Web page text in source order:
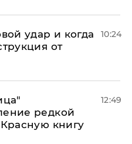
удар и когда
от
10:24
редкой
книгу
12:49